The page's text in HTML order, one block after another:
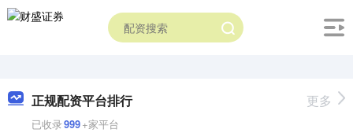
正规配资平台排行
已收录999+家平台
更多